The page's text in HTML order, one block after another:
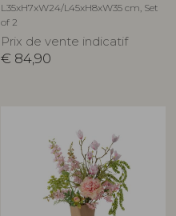
L35xH7xW24/L45xH8xW35 cm, Set
of 2
Prix de vente indicatif
€ 84,90